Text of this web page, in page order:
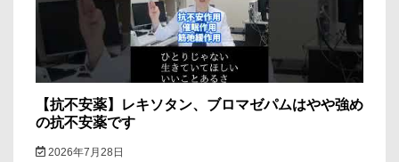
【抗不安薬】レキソタン、ブロマゼパムはやや強め
の抗不安薬です
2026年7月28日